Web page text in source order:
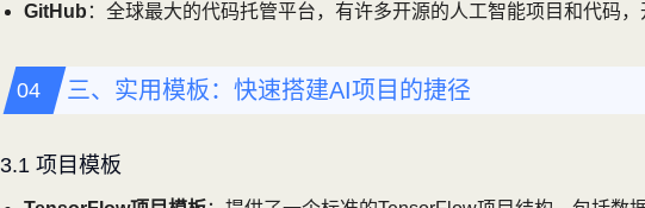
GitHub ：全球最大的代码托管平台，有许多开源的人工智能项目和代码
三、实用模板：快速搭建AI项目的捷径
3.1 项目模板